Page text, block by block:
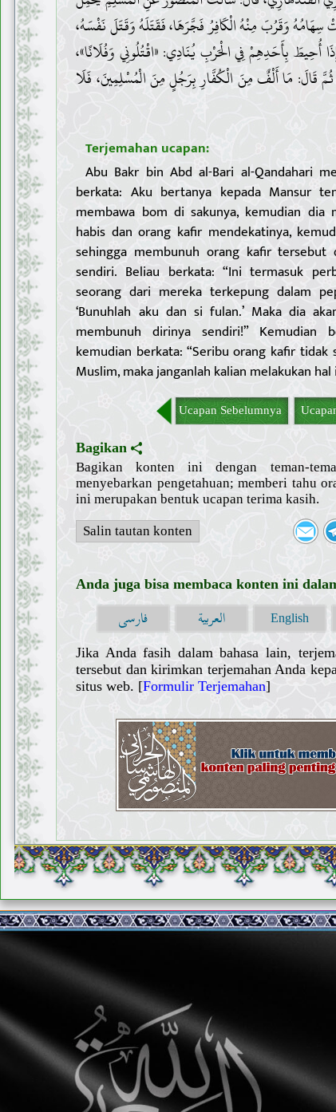
سِهَامُهُ وَقَرُبَ مِنْهُ الْكَافِرُ فَجَّرَهَا، فَقَتَلَهُ وَقَتَلَ نَفْسَهُ،
أُحِيطَ بِأَحَدِهِمْ فِي الْحَرْبِ يُنَادِي: «اقْتُلُونِي وَفُلَانًا»،
قَالَ: مَا أَلْفٌ مِنَ الْكُفَّارِ بِرَجُلٍ مِنَ الْمُسْلِمِينَ، فَلَا
Terjemahan ucapan:
Abu Bakr bin Abd al-Bari al-Qandahari
berkata: Aku bertanya kepada Mansur
membawa bom di sakunya, kemudian dia
habis dan orang kafir mendekatinya,
sehingga membunuh orang kafir
sendiri. Beliau berkata: “Ini termasuk
seorang dari mereka terkepung dalam
‘Bunuhlah aku dan si fulan.’ Maka dia
membunuh dirinya sendiri!” Kemudian
kemudian berkata: “Seribu orang kafir tidak
Muslim, maka janganlah kalian melakukan hal
Ucapan Sebelumnya
Bagikan
Bagikan konten ini dengan teman-
menyebarkan pengetahuan; memberi tahu
ini merupakan bentuk ucapan terima kasih.
Salin tautan konten
Anda juga bisa membaca konten ini
فارسی العربية English
Jika Anda fasih dalam bahasa lain,
tersebut dan kirimkan terjemahan Anda
situs web. [Formulir Terjemahan]